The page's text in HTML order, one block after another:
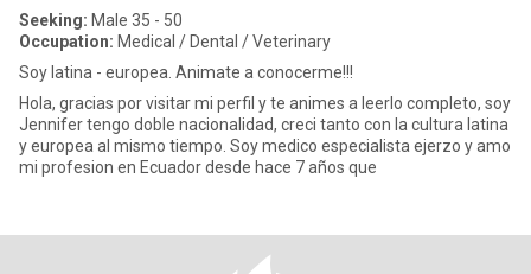
Seeking: Male 35 - 50
Occupation: Medical / Dental / Veterinary
Soy latina - europea. Animate a conocerme!!!
Hola, gracias por visitar mi perfil y te animes a leerlo completo, soy
Jennifer tengo doble nacionalidad, creci tanto con la cultura latina
y europea al mismo tiempo. Soy medico especialista ejerzo y amo
mi profesion en Ecuador desde hace 7 años que